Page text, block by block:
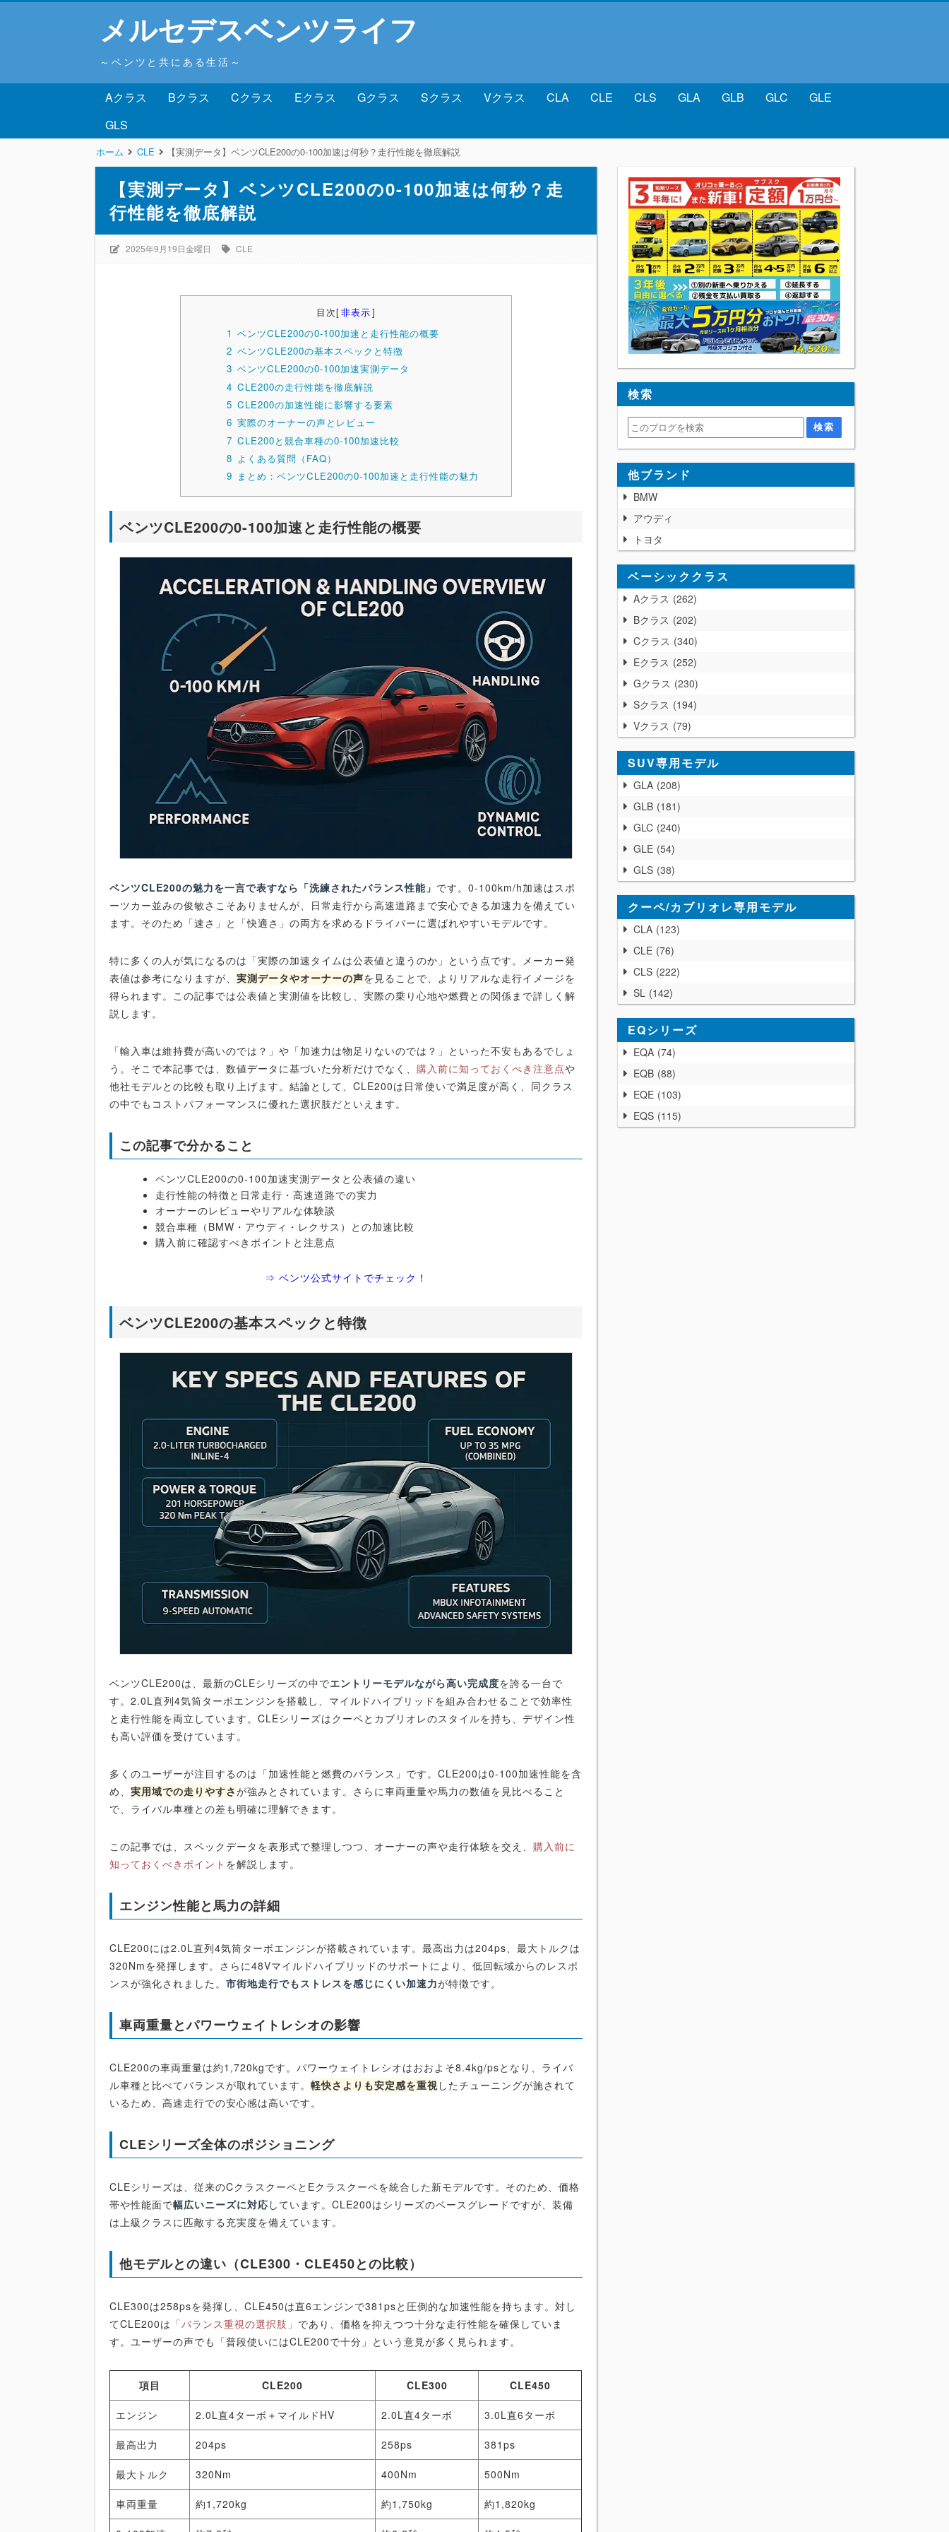
メルセデスベンツライフ
～ベンツと共にある生活～
Aクラス Bクラス Cクラス Eクラス Gクラス Sクラス Vクラス CLA CLE CLS GLA GLB GLC
GLE
GLS
ホーム CLE 【実測データ】ベンツCLE200の0-100加速は何秒？走行性能を徹底解説
【実測データ】ベンツCLE200の0-100加速は何秒？走
行性能を徹底解説
2025年9月19日金曜日 CLE
目次[非表示]
1 ベンツCLE200の0-100加速と走行性能の概要
2 ベンツCLE200の基本スペックと特徴
3 ベンツCLE200の0-100加速実測データ
4 CLE200の走行性能を徹底解説
5 CLE200の加速性能に影響する要素
6 実際のオーナーの声とレビュー
7 CLE200と競合車種の0-100加速比較
8 よくある質問（FAQ）
9 まとめ：ベンツCLE200の0-100加速と走行性能の魅力
ベンツCLE200の0-100加速と走行性能の概要
ベンツCLE200の魅力を一言で表すなら「洗練されたバランス性能」 です。0-100km/h加速はスポ
ーツカー並みの俊敏さこそありませんが、日常走行から高速道路まで安心できる加速力を備えてい
ます。そのため「速さ」と「快適さ」の両方を求めるドライバーに選ばれやすいモデルです。
特に多くの人が気になるのは「実際の加速タイムは公表値と違うのか」という点です。メーカー発
表値は参考になりますが、実測データやオーナーの声を見ることで、よりリアルな走行イメージを
得られます。この記事では公表値と実測値を比較し、実際の乗り心地や燃費との関係まで詳しく解
説します。
「輸入車は維持費が高いのでは？」や「加速力は物足りないのでは？」といった不安もあるでしょ
う。そこで本記事では、数値データに基づいた分析だけでなく、購入前に知っておくべき注意点や
他社モデルとの比較も取り上げます。結論として、CLE200は日常使いで満足度が高く、同クラス
の中でもコストパフォーマンスに優れた選択肢だといえます。
この記事で分かること
ベンツCLE200の0-100加速実測データと公表値の違い
走行性能の特徴と日常走行・高速道路での実力
オーナーのレビューやリアルな体験談
競合車種（BMW・アウディ・レクサス）との加速比較
購入前に確認すべきポイントと注意点
⇒ ベンツ公式サイトでチェック！
ベンツCLE200の基本スペックと特徴
ベンツCLE200は、最新のCLEシリーズの中でエントリーモデルながら高い完成度を誇る一台で
す。2.0L直列4気筒ターボエンジンを搭載し、マイルドハイブリッドを組み合わせることで効率性
と走行性能を両立しています。CLEシリーズはクーペとカブリオレのスタイルを持ち、デザイン性
も高い評価を受けています。
多くのユーザーが注目するのは「加速性能と燃費のバランス」です。CLE200は0-100加速性能を含
め、実用域での走りやすさが強みとされています。さらに車両重量や馬力の数値を見比べること
で、ライバル車種との差も明確に理解できます。
この記事では、スペックデータを表形式で整理しつつ、オーナーの声や走行体験を交え、購入前に
知っておくべきポイント を解説します。
エンジン性能と馬力の詳細
CLE200には2.0L直列4気筒ターボエンジンが搭載されています。最高出力は204ps、最大トルクは
320Nmを発揮します。さらに48Vマイルドハイブリッドのサポートにより、低回転域からのレスポ
ンスが強化されました。市街地走行でもストレスを感じにくい加速力が特徴です。
車両重量とパワーウェイトレシオの影響
CLE200の車両重量は約1,720kgです。パワーウェイトレシオはおおよそ8.4kg/psとなり、ライバ
ル車種と比べてバランスが取れています。軽快さよりも安定感を重視 したチューニングが施されて
いるため、高速走行での安心感は高いです。
CLEシリーズ全体のポジショニング
CLEシリーズは、従来のCクラスクーペとEクラスクーペを統合した新モデルです。そのため、価格
帯や性能面で幅広いニーズに対応 しています。CLE200はシリーズのベースグレードですが、装備
は上級クラスに匹敵する充実度を備えています。
他モデルとの違い（CLE300・CLE450との比較）
CLE300は258psを発揮し、CLE450は直6エンジンで381psと圧倒的な加速性能を持ちます。対し
てCLE200は 「バランス重視の選択肢」 であり、価格を抑えつつ十分な走行性能を確保していま
す。ユーザーの声でも「普段使いにはCLE200で十分」という意見が多く見られます。
項目 CLE200 CLE300 CLE450
エンジン 2.0L直4ターボ＋マイルドHV 2.0L直4ターボ 3.0L直6ターボ
最高出力 204ps 258ps 381ps
最大トルク 320Nm 400Nm 500Nm
車両重量 約1,720kg 約1,750kg 約1,820kg
検索
他ブランド
BMW
アウディ
トヨタ
ベーシッククラス
Aクラス 262
Bクラス 202
Cクラス 340
Eクラス 252
Gクラス 230
Sクラス
194
Vクラス 79
SUV専用モデル
GLA 208
GLB 181
GLC 240
GLE 54
GLS 38
クーペ/カブリオレ専用モデル
CLA 123
CLE 76
CLS 222
SL 142
EQシリーズ
EQA 74
EQB 88
EQE 103
EQS 115